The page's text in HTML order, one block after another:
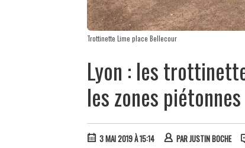
Trottinette Lime place Bellecour
Lyon : les
les zones piétonnes
3 MAI 2019 À 15:14 PARJUSTIN BOCHE